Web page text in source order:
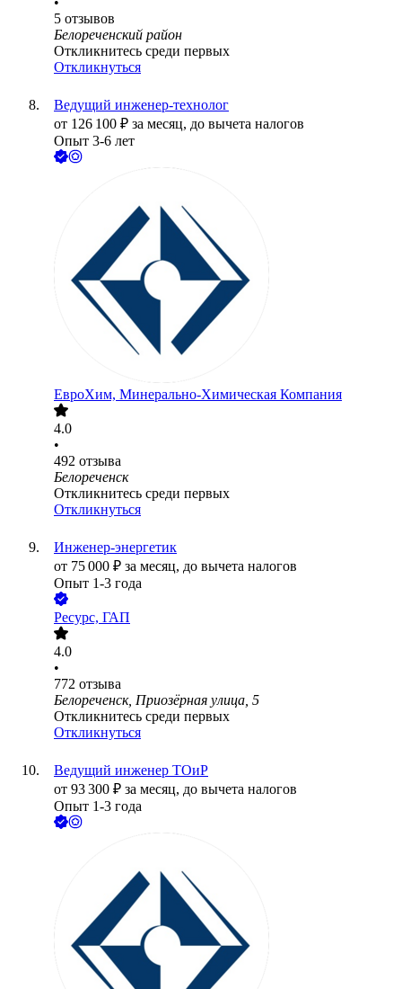
5 отзывов
Белореченский район
Откликнитесь среди первых
Откликнуться
Ведущий инженер-технолог
от 126 100 ₽ за месяц, до вычета налогов
Опыт 3-6 лет
ЕвроХим, Минерально-Химическая Компания
4.0
•
492 отзыва
Белореченск
Откликнитесь среди первых
Откликнуться
Инженер-энергетик
от 75 000 ₽ за месяц, до вычета налогов
Опыт 1-3 года
Ресурс, ГАП
4.0
•
772 отзыва
Белореченск, Приозёрная улица, 5
Откликнитесь среди первых
Откликнуться
Ведущий инженер ТОиР
от 93 300 ₽ за месяц, до вычета налогов
Опыт 1-3 года